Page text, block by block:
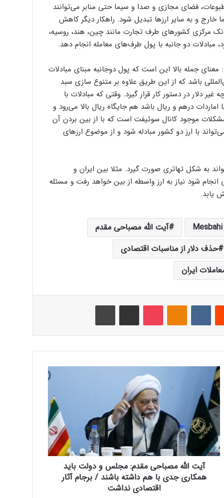
فضای مجازی و صدا و سیما حتی منابر می‌توانند
خارج و به سایر ارزها تبدیل شود. راهکار دیگر کاهش
مرکزی کشورهای طرف تجارت مانند چین، هند، روسیه،
مبادلات دو جانبه با پول طرف‌های معامله انجام دهد.
جمله بالا این است که پول دوجانبه مبنای مبادلات
باشد که از این طریق علاوه بر متنوع سازی سبد
دلار در دستور کار قرار گیرد. وقتی که مبادلات با
اماردات درهم و ریال باشد هم جایگاه ریال بالا می‌رود و
موجود کانال سوئیفت است که با از بین بردن آن
درصد تجارت خارجی می‌تواند با ارز دو کشور مبادله شود و از موضوع ارزهای
به شکل تهاتری صورت گیرد. مثلا بین ایران و
انجام شود نیاز به ارز واسطه از بین خواهد رفت و مسئله
یابد.
آیت الله مصباحی مقدم
حذف دلار از مناسبات اقتصادی
ایران
‫رددیت پاکت اشتراک گذاری از طریق ایمیل
آ
ی
ت
ا
ه
م
ص
آیت الله مصباحی مقدم: مجلس و دولت باید
همکاری جدی با هم داشته باشند / برجام آثار
اقتصادی نداشت